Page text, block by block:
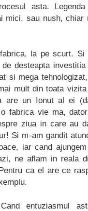
asta.
mici, sau nush,
la pe scurt.
desteapta
si mega
mult din toata
are un Ionut al ei
fabrica vie ma,
ziua in care au
Si m-am gandit
iar cand
ne aflam in reala
ca el are ce
Cand entuziasmul